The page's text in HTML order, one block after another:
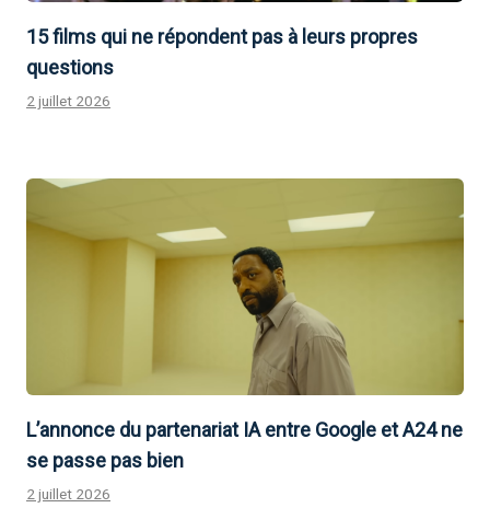
15 films qui ne répondent pas à leurs propres
questions
2 juillet 2026
L’annonce du partenariat IA entre Google et A24 ne
se passe pas bien
2 juillet 2026